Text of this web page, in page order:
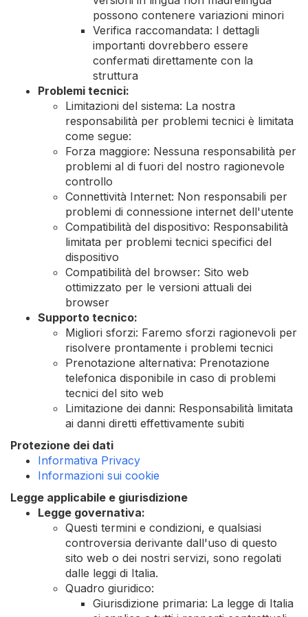
possono contenere variazioni minori
Verifica raccomandata: I dettagli
importanti dovrebbero essere
confermati direttamente con la
struttura
Problemi tecnici:
Limitazioni del sistema: La nostra
responsabilità per problemi tecnici è limitata
come segue:
Forza maggiore: Nessuna responsabilità per
problemi al di fuori del nostro ragionevole
controllo
Connettività Internet: Non responsabili per
problemi di connessione internet dell'utente
Compatibilità del dispositivo: Responsabilità
limitata per problemi tecnici specifici del
dispositivo
Compatibilità del browser: Sito web
ottimizzato per le versioni attuali dei
browser
Supporto tecnico:
Migliori sforzi: Faremo sforzi ragionevoli per
risolvere prontamente i problemi tecnici
Prenotazione alternativa: Prenotazione
telefonica disponibile in caso di problemi
tecnici del sito web
Limitazione dei danni: Responsabilità limitata
ai danni diretti effettivamente subiti
Protezione dei dati
Informativa Privacy
Informazioni sui cookie
Legge applicabile e giurisdizione
Legge governativa:
Questi termini e condizioni, e qualsiasi
controversia derivante dall'uso di questo
sito web o dei nostri servizi, sono regolati
dalle leggi di Italia.
Quadro giuridico:
Giurisdizione primaria: La legge di Italia